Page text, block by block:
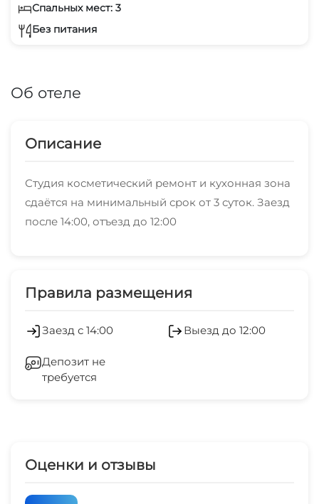
Спальных мест: 3
Без питания
Об отеле
Описание
Студия косметический ремонт и кухонная зона
сдаётся на минимальный срок от 3 суток. Заезд
после 14:00, отъезд до 12:00
Правила размещения
Заезд с 14:00 Выезд до 12:00
Депозит не
требуется
Оценки и отзывы